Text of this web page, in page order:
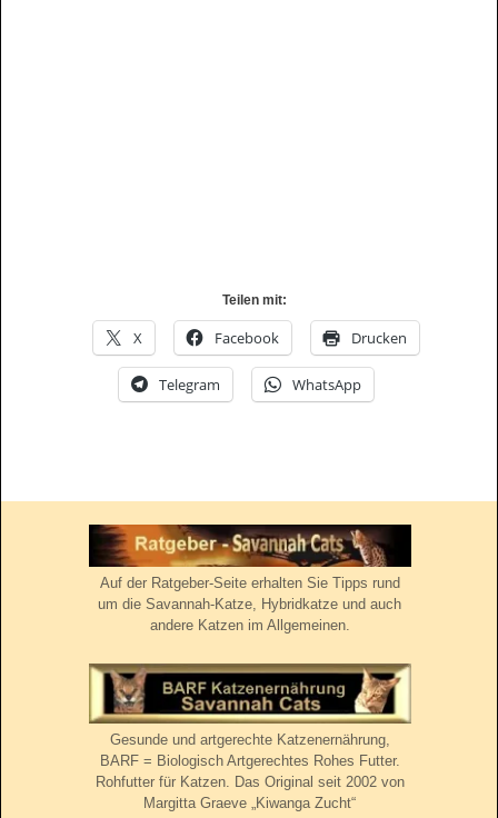
Teilen mit:
X Facebook Drucken
Telegram WhatsApp
Auf der Ratgeber-Seite erhalten Sie Tipps rund
um die Savannah-Katze, Hybridkatze und auch
andere Katzen im Allgemeinen.
Gesunde und artgerechte Katzenernährung,
BARF = Biologisch Artgerechtes Rohes Futter.
Rohfutter für Katzen. Das Original seit 2002 von
Margitta Graeve „Kiwanga Zucht“